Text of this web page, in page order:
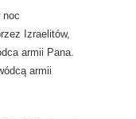
noc
Izraelitów,
armii Pana.
armii